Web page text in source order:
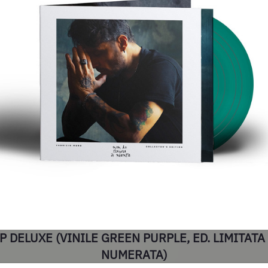
DELUXE (VINILE GREEN PURPLE, ED. LIMITATA
NUMERATA)